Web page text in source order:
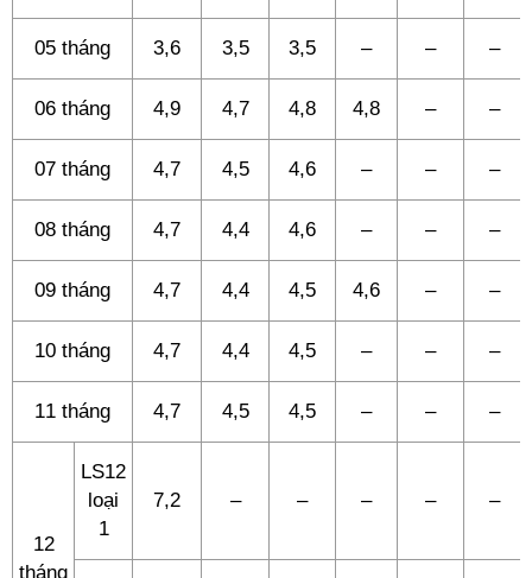
05 tháng 3,6 3,5 3,5 – – –
06 tháng 4,9 4,7 4,8 4,8 – –
07 tháng 4,7 4,5 4,6 – – –
08 tháng 4,7 4,4 4,6 – – –
09 tháng 4,7 4,4 4,5 4,6 – –
10 tháng 4,7 4,4 4,5 – – –
11 tháng 4,7 4,5 4,5 – – –
12
tháng
LS12
loại
1
7,2 – – – – –